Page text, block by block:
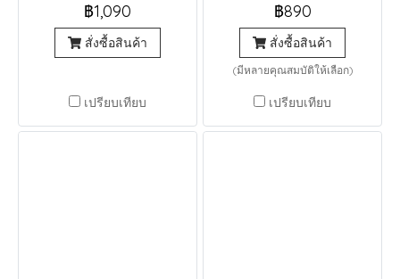
฿1,090
สั่งซื้อสินค้า
เปรียบเทียบ
฿890
สั่งซื้อสินค้า
(มีหลายคุณสมบัติให้เลือก)
เปรียบเทียบ